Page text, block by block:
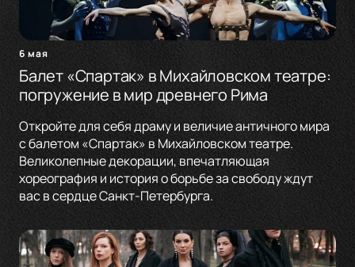
6 мая
Балет «Спартак» в Михайловском театре:
погружение в мир древнего Рима
Откройте для себя драму и величие античного мира
с балетом «Спартак» в Михайловском театре.
Великолепные декорации, впечатляющая
хореография и история о борьбе за свободу ждут
вас в сердце Санкт-Петербурга.